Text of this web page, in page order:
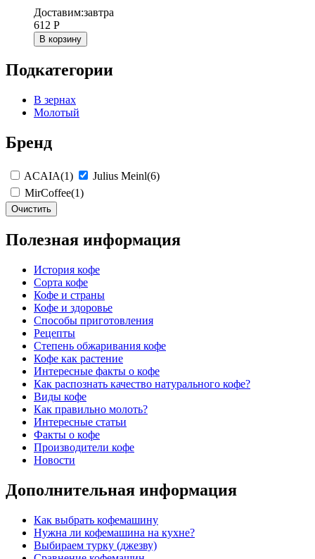
Доставим:завтра
612 Р
В корзину
Подкатегории
В зернах
Молотый
Бренд
ACAIA(1) Julius Meinl(6)
MirCoffee(1)
Очистить
Полезная информация
История кофе
Сорта кофе
Кофе и страны
Кофе и здоровье
Способы приготовления
Рецепты
Степень обжаривания кофе
Кофе как растение
Интересные факты о кофе
Как распознать качество натурального кофе?
Виды кофе
Как правильно молоть?
Интересные статьи
Факты о кофе
Производители кофе
Новости
Дополнительная информация
Как выбрать кофемашину
Нужна ли кофемашина на кухне?
Выбираем турку (джезву)